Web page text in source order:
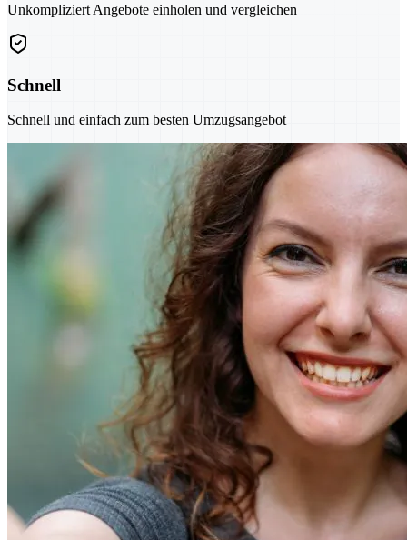
Unkompliziert Angebote einholen und vergleichen
Schnell
Schnell und einfach zum besten Umzugsangebot